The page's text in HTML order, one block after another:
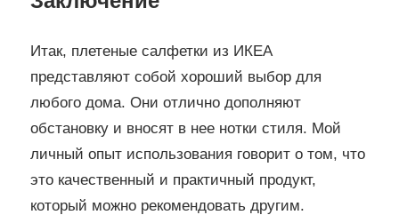
Итак, плетеные салфетки из ИКЕА
представляют собой хороший выбор для
любого дома. Они отлично дополняют
обстановку и вносят в нее нотки стиля. Мой
личный опыт использования говорит о том, что
это качественный и практичный продукт,
который можно рекомендовать другим.